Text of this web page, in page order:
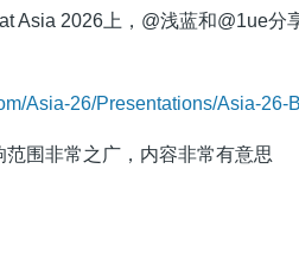
Asia 2026上，@浅蓝和@1ue分
Asia-26/Presentations/Asia-
围非常之广，内容非常有意思